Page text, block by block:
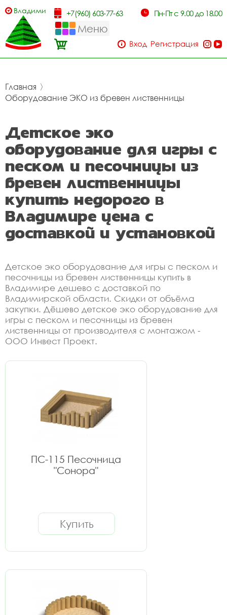
Владимир +7(960) 603-77-63 Пн-Пт с 9.00 до 18.00
Меню
Вход Регистрация
Главная 〉
Оборудование ЭКО из бревен лиственницы
Детское эко
оборудование для игры с
песком и песочницы из
бревен лиственницы
купить недорого в
Владимире цена с
доставкой и установкой
Детское эко оборудование для игры с песком и
песочницы из бревен лиственницы купить в
Владимире дешево с доставкой по
Владимирской области. Скидки от объёма
закупки. Дёшево детское эко оборудование для
игры с песком и песочницы из бревен
лиственницы от производителя с монтажом -
ООО Инвест Проект.
ПС-115 Песочница
"Сонора"
Купить